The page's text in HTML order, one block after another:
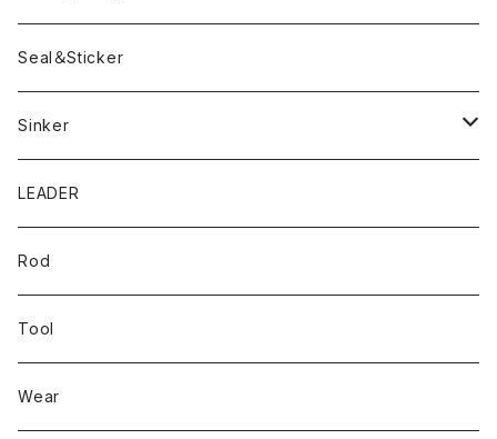
漁港ワームLv.2
Bスネイクinch
Rig
Worm
KeeperLine
Seal＆Sticker
Sinker
キーパーライン
U4シンカー
LEADER
Rod
Tool
Wear